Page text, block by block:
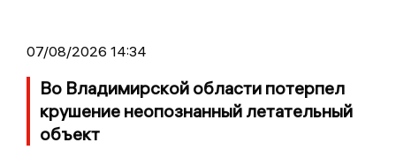
07/08/2026 14:34
Во Владимирской области потерпел
крушение неопознанный летательный
объект